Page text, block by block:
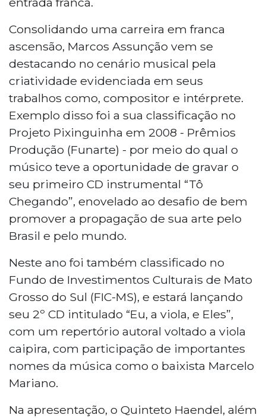
Consolidando uma carreira em franca
ascensão, Marcos Assunção vem se
destacando no cenário musical pela
criatividade evidenciada em seus
trabalhos como, compositor e intérprete.
Exemplo disso foi a sua classificação no
Projeto Pixinguinha em 2008 - Prêmios
Produção (Funarte) - por meio do qual o
músico teve a oportunidade de gravar o
seu primeiro CD instrumental “Tô
Chegando”, enovelado ao desafio de bem
promover a propagação de sua arte pelo
Brasil e pelo mundo.
Neste ano foi também classificado no
Fundo de Investimentos Culturais de Mato
Grosso do Sul (FIC-MS), e estará lançando
seu 2º CD intitulado “Eu, a viola, e Eles”,
com um repertório autoral voltado a viola
caipira, com participação de importantes
nomes da música como o baixista Marcelo
Mariano.
Na apresentação, o Quinteto Haendel, além